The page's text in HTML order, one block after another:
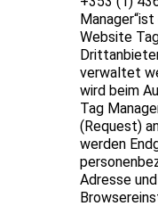
Website
verwaltet
wird beim
Tag
(Request)
werden
Adresse